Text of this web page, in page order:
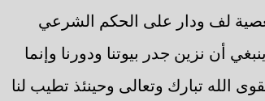
لف ودار على الحكم الشرعي
أن نزين جدر بيوتنا ودورنا وإنما
الله تبارك وتعالى وحينئذ تطيب لنا